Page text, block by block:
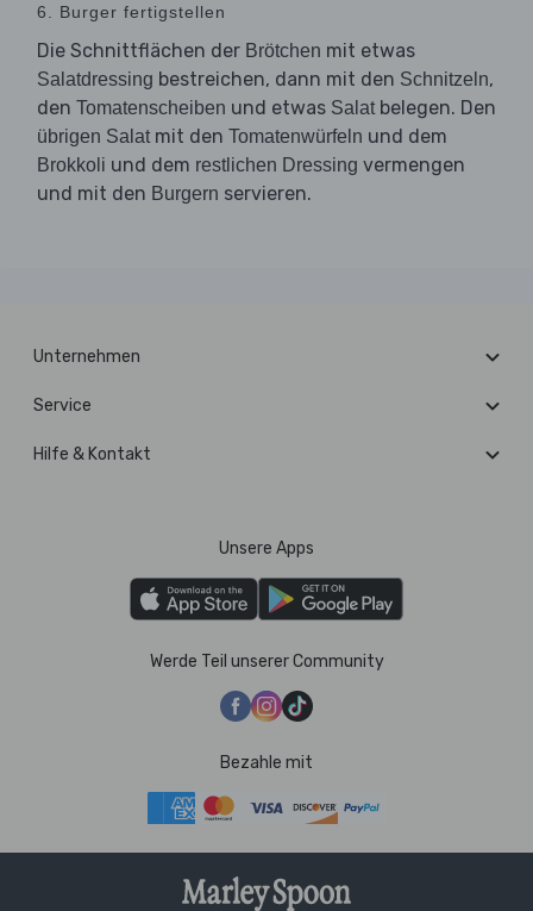
6. Burger fertigstellen
Die Schnittflächen der Brötchen mit etwas
Salatdressing bestreichen, dann mit den Schnitzeln,
den Tomatenscheiben und etwas Salatbelegen. Den
übrigen Salatmit den Tomatenwürfeln und dem
Brokkoli und dem restlichen Dressing vermengen
und mit den Burgern servieren.
Unternehmen
Service
Hilfe & Kontakt
Unsere Apps
Werde Teil unserer Community
Bezahle mit